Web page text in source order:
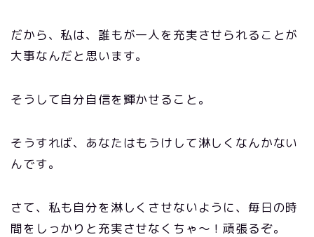
だから、私は、誰もが一人を充実させられることが
大事なんだと思います。
そうして自分自信を輝かせること。
そうすれば、あなたはもうけして淋しくなんかない
んです。
さて、私も自分を淋しくさせないように、毎日の時
間をしっかりと充実させなくちゃ〜！頑張るぞ。